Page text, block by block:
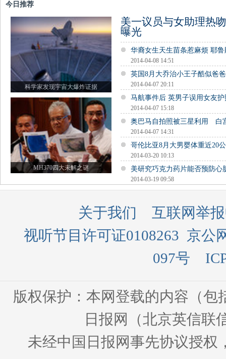
今日推荐
科学家发现宇宙大爆炸证据
MH370四大未解之谜
美一议员与女助理热
曝光
华裔女生天生苗条惹麻烦 耶
2014-04-08 14:51
英国8月大乔治小王子酷似爸
2014-04-07 20:11
马航事件后 英男子误用女友
2014-04-07 15:18
奥巴马自拍照被三星利用 白
2014-04-07 14:31
哥伦比亚8月大男婴体重近20
2014-03-20 10:13
美研究巧克力药片能否预防心
2014-03-19 09:58
关于我们
互联网举
视听节目许可证0108263 京公
097号
版权保护：本网登载的内容（
日报网（北京英信联
未经中国日报网事先协议授权